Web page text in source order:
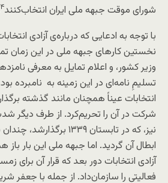
شورای موقت جبهه ملی ایران انتخاب‌کنند۴
با توجه به ادعایی که درباره‌ی آزادی
نخستین کارهای جبهه ملی در این زمان
وزیر کشور، و اعلام تمایل به معرفی
تسلیمِ نامه‌ای در این زمینه به نامبرده
انتخابات عیناً همچنان مانند گذشته
شرکت در آن را تحریم‌کرد. از طرف دیگر
نیز، که در تابستان ۱۳۳۹
ابطال آن گردید. اما جبهه ملی این بار
آزادی انتخابات دور بعد که قرار آن برای
فعالیتی را سازمان‌داد. از جمله با جعفر